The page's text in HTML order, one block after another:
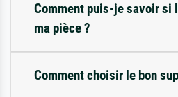
Comment puis-je savoir si
ma pièce ?
Comment choisir le bon